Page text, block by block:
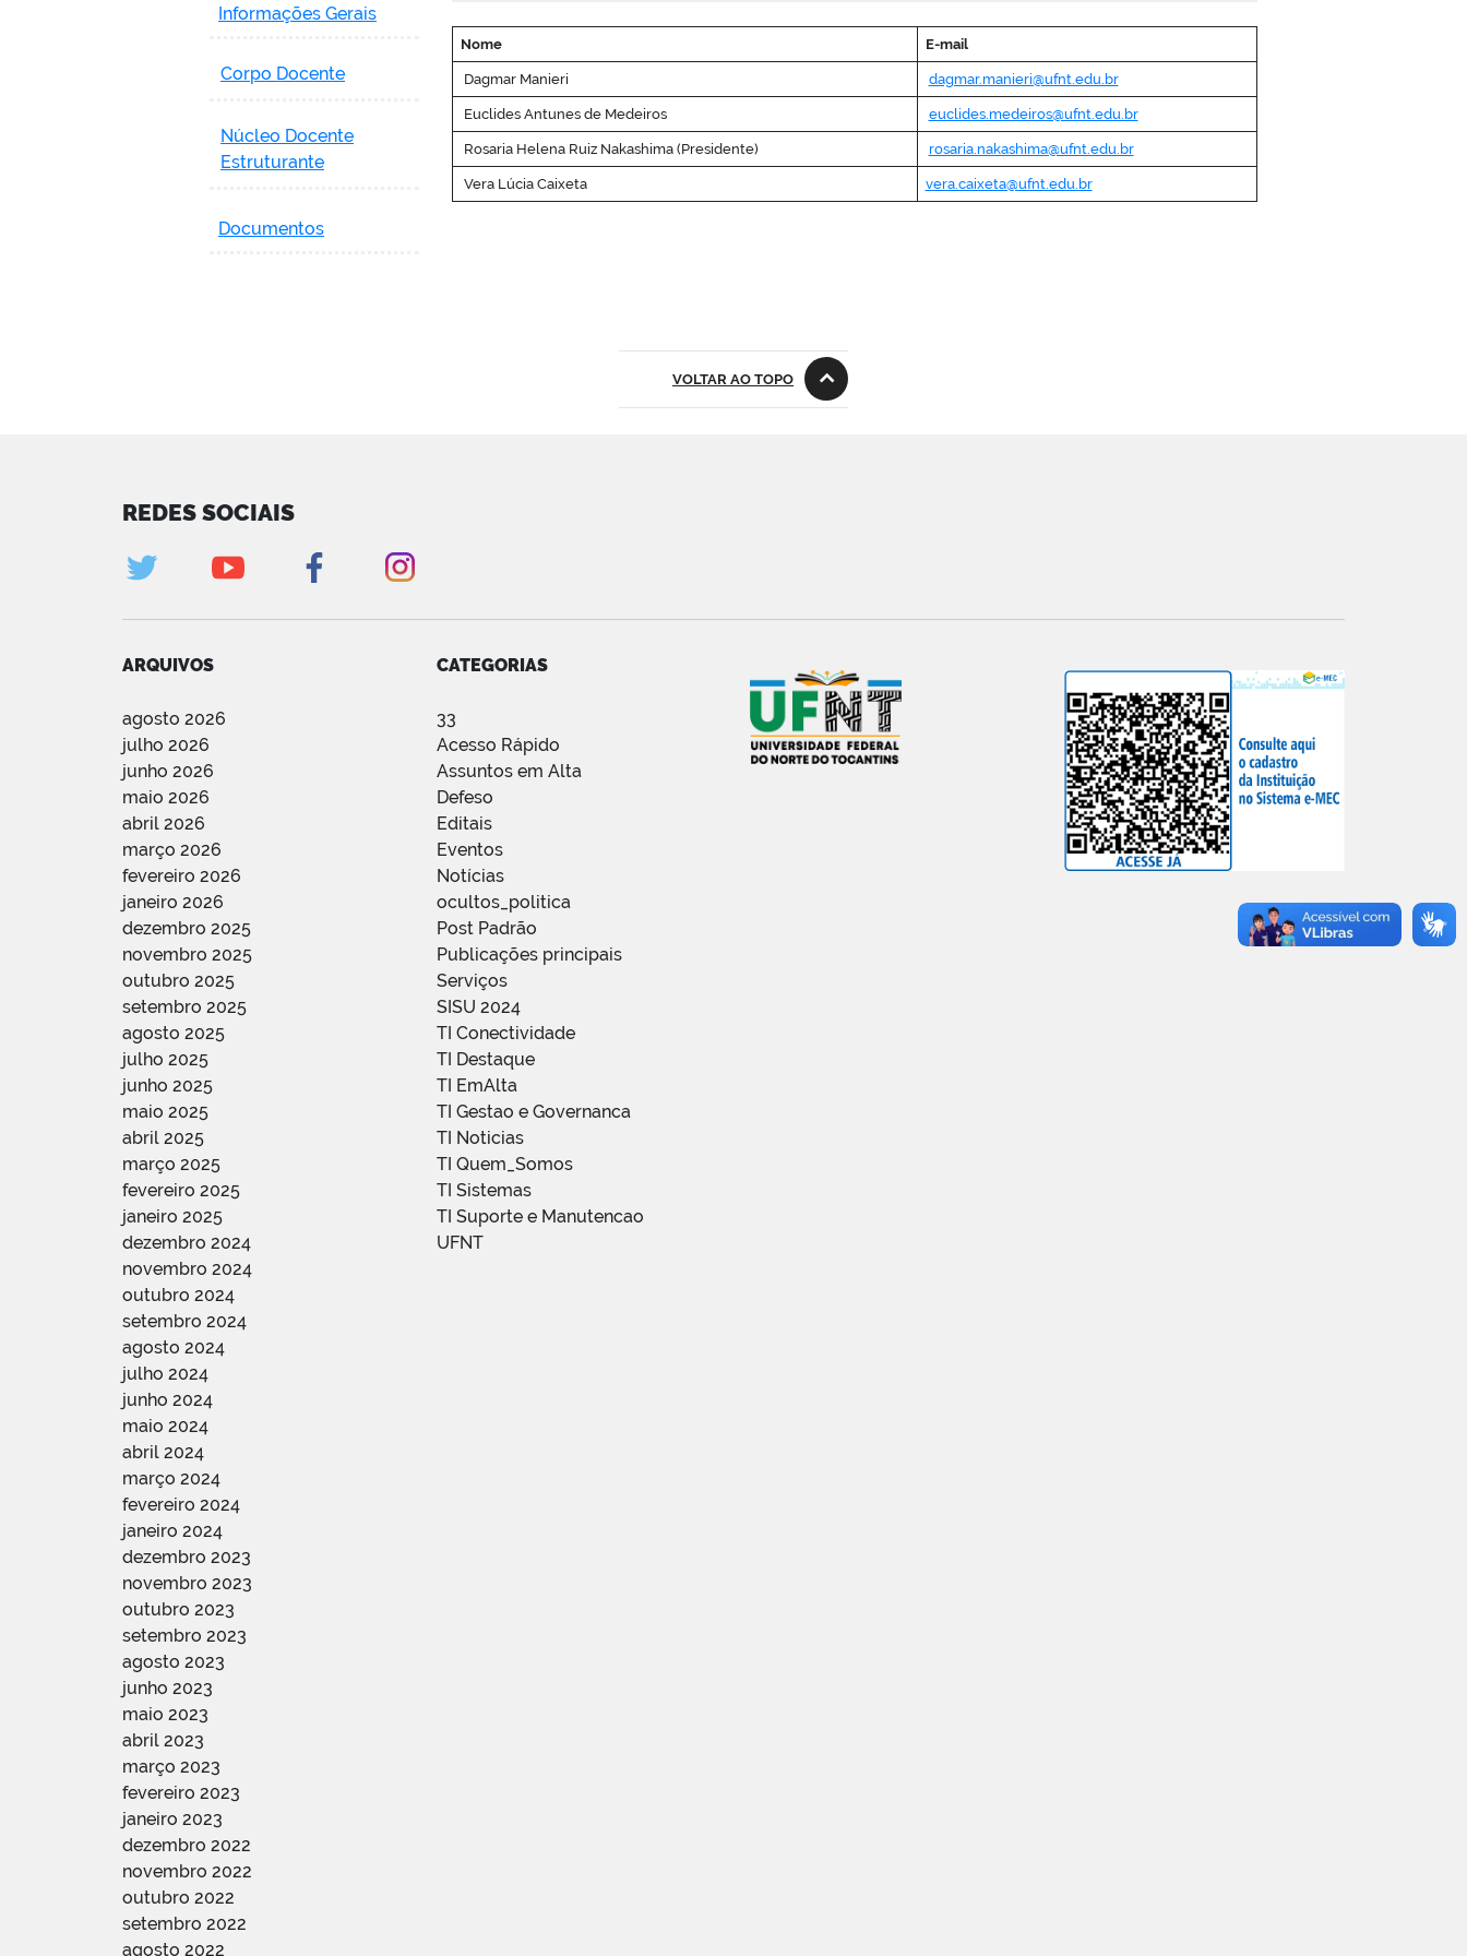
Informações Gerais
Corpo Docente
Núcleo Docente
Estruturante
Documentos
Nome E-mail
Dagmar Manieri dagmar.manieri@ufnt.edu.br
Euclides Antunes de Medeiros euclides.medeiros@ufnt.edu.br
Rosaria Helena Ruiz Nakashima (Presidente) rosaria.nakashima@ufnt.edu.br
Vera Lúcia Caixeta vera.caixeta@ufnt.edu.br
VOLTAR AO TOPO
REDES SOCIAIS
ARQUIVOS
agosto 2026
julho 2026
junho 2026
maio 2026
abril 2026
março 2026
fevereiro 2026
janeiro 2026
dezembro 2025
novembro 2025
outubro 2025
setembro 2025
agosto 2025
julho 2025
junho 2025
maio 2025
abril 2025
março 2025
fevereiro 2025
janeiro 2025
dezembro 2024
novembro 2024
outubro 2024
setembro 2024
agosto 2024
julho 2024
junho 2024
maio 2024
abril 2024
março 2024
fevereiro 2024
janeiro 2024
dezembro 2023
novembro 2023
outubro 2023
setembro 2023
agosto 2023
junho 2023
maio 2023
abril 2023
março 2023
fevereiro 2023
janeiro 2023
dezembro 2022
novembro 2022
outubro 2022
setembro 2022
agosto 2022
CATEGORIAS
33
Acesso Rápido
Assuntos em Alta
Defeso
Editais
Eventos
Notícias
ocultos_politica
Post Padrão
Publicações principais
Serviços
SISU 2024
TI Conectividade
TI Destaque
TI EmAlta
TI Gestao e Governanca
TI Noticias
TI Quem_Somos
TI Sistemas
TI Suporte e Manutencao
UFNT